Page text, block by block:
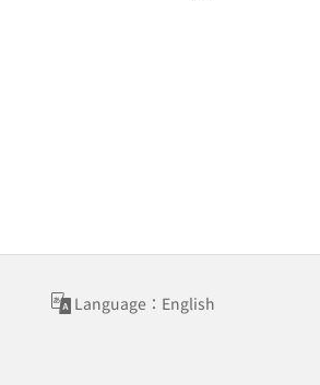
Language：English